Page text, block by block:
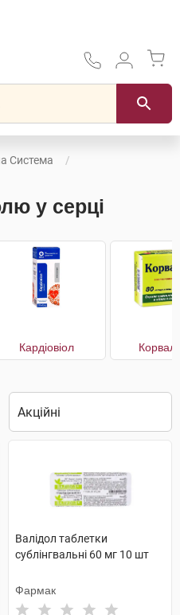
Система
у серці
Кардіовіол
Валідол таблетки
сублінгвальні 60 мг 10 шт
Фармак